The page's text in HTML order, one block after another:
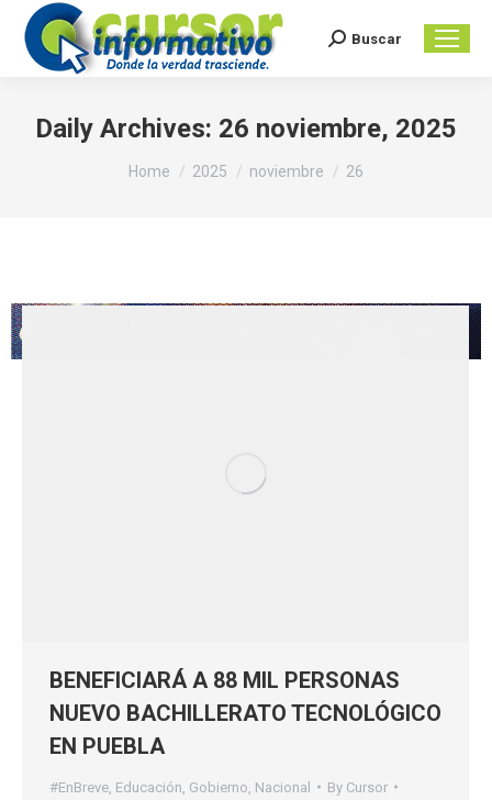
Search:
Buscar
Daily Archives: 26 noviembre, 2025
You are here:
Home 2025 noviembre 26
BENEFICIARÁ A 88 MIL PERSONAS
NUEVO BACHILLERATO TECNOLÓGICO
EN PUEBLA
#EnBreve Educación Gobierno Nacional By Cursor